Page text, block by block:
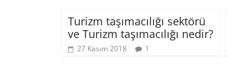
Turizm taşımacılığı sektörü
ve Turizm taşımacılığı nedir?
27 Kasım 2018 1